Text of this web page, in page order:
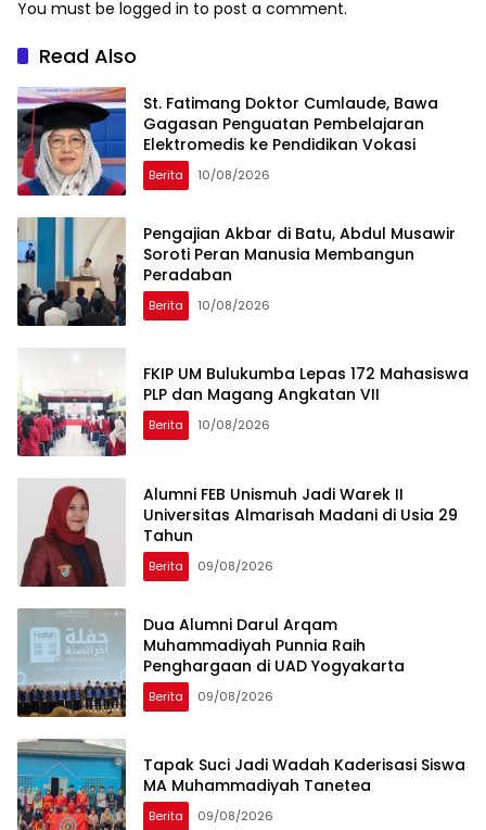
You must be logged in to post a comment.
Read Also
St. Fatimang Doktor Cumlaude, Bawa
Gagasan Penguatan Pembelajaran
Elektromedis ke Pendidikan Vokasi
Berita 10/08/2026
Pengajian Akbar di Batu, Abdul Musawir
Soroti Peran Manusia Membangun
Peradaban
Berita 10/08/2026
FKIP UM Bulukumba Lepas 172 Mahasiswa
PLP dan Magang Angkatan VII
Berita 10/08/2026
Alumni FEB Unismuh Jadi Warek II
Universitas Almarisah Madani di Usia 29
Tahun
Berita 09/08/2026
Dua Alumni Darul Arqam
Muhammadiyah Punnia Raih
Penghargaan di UAD Yogyakarta
Berita 09/08/2026
Tapak Suci Jadi Wadah Kaderisasi Siswa
MA Muhammadiyah Tanetea
Berita 09/08/2026